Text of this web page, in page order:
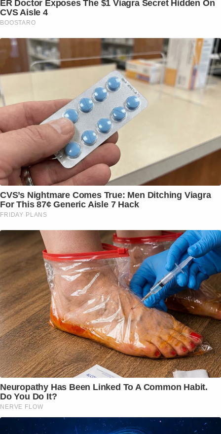
ER Doctor Exposes The $1 Viagra Secret Hidden On
CVS Aisle 4
BOOSTARO
CVS’s Nightmare Comes True: Men Ditching Viagra
For This 87¢ Generic Aisle 7 Hack
FRIDAY PLANS
Neuropathy Has Been Linked To A Common Habit.
Do You Do It?
NERVE FLOW